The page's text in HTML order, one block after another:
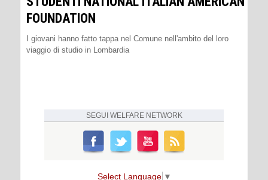
FOUNDATION
I giovani hanno fatto tappa nel Comune nell'ambito del loro
viaggio di studio in Lombardia
SEGUI WELFARE NETWORK
Select Language ▼